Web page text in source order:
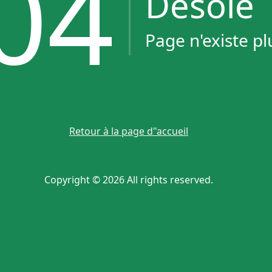
Page n'existe
Retour à la page d"accueil
Copyright © 2026 All rights reserved.